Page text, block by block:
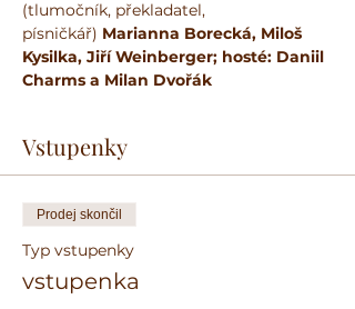
(tlumočník, překladatel,
písničkář) Marianna Borecká, Miloš
Kysilka, Jiří Weinberger; hosté: Daniil
Charms a Milan Dvořák
Vstupenky
Prodej skončil
Typ vstupenky
vstupenka